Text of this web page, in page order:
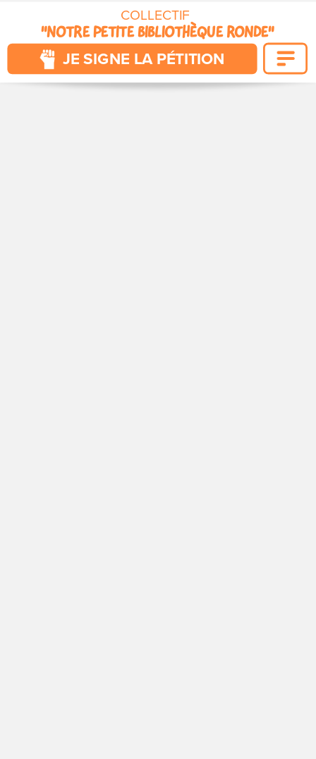
JE SIGNE LA PÉTITION
COLLECTIF
"NOTRE PETITE BIBLIOTHÈQUE RONDE"
POUR QUE VIVENT NOS CITÉS